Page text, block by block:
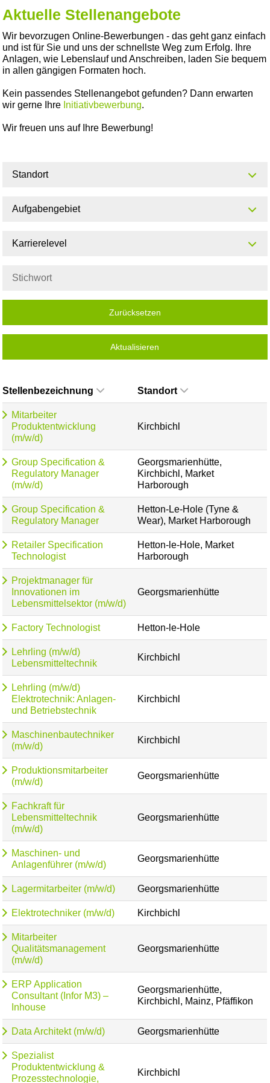
Aktuelle Stellenangebote
Wir bevorzugen Online-Bewerbungen - das geht ganz einfach
und ist für Sie und uns der schnellste Weg zum Erfolg. Ihre
Anlagen, wie Lebenslauf und Anschreiben, laden Sie bequem
in allen gängigen Formaten hoch.
Kein passendes Stellenangebot gefunden? Dann erwarten
wir gerne Ihre Initiativbewerbung.
Wir freuen uns auf Ihre Bewerbung!
Standort
Aufgabengebiet
Karrierelevel
Zurücksetzen
Aktualisieren
Stellenbezeichnung Standort
Mitarbeiter
Produktentwicklung
(m/w/d)
Kirchbichl
Group Specification &
Regulatory Manager
(m/w/d)
Georgsmarienhütte,
Kirchbichl, Market
Harborough
Group Specification &
Regulatory Manager
Hetton-Le-Hole (Tyne &
Wear), Market Harborough
Retailer Specification
Technologist
Hetton-le-Hole, Market
Harborough
Projektmanager für
Innovationen im
Lebensmittelsektor (m/w/d)
Georgsmarienhütte
Factory Technologist Hetton-le-Hole
Lehrling (m/w/d)
Lebensmitteltechnik
Kirchbichl
Lehrling (m/w/d)
Elektrotechnik: Anlagen-
und Betriebstechnik
Kirchbichl
Maschinenbautechniker
(m/w/d)
Kirchbichl
Produktionsmitarbeiter
(m/w/d)
Georgsmarienhütte
Fachkraft für
Lebensmitteltechnik
(m/w/d)
Georgsmarienhütte
Maschinen- und
Anlagenführer (m/w/d)
Georgsmarienhütte
Lagermitarbeiter (m/w/d) Georgsmarienhütte
Elektrotechniker (m/w/d) Kirchbichl
Mitarbeiter
Qualitätsmanagement
(m/w/d)
Georgsmarienhütte
ERP Application
Consultant (Infor M3) –
Inhouse
Georgsmarienhütte,
Kirchbichl, Mainz, Pfäffikon
Data Architekt (m/w/d) Georgsmarienhütte
Spezialist
Produktentwicklung &
Prozesstechnologie,
Kirchbichl